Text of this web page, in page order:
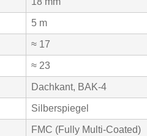
5 m
≈ 17
≈ 23
Dachkant, BAK-4
Silberspiegel
FMC (Fully Multi-Coated)